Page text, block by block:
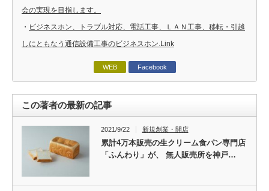
会の実現を目指します。
・ ビジネスホン、トラブル対応、電話工事、ＬＡＮ工事、移転・引越
しにともなう通信設備工事のビジネスホン.Link
WEB Facebook
この著者の最新の記事
2021/9/22 新規創業・開店
累計4万本販売の生クリーム食パン専門店
「ふんわり」が、 無人販売所を神戸…